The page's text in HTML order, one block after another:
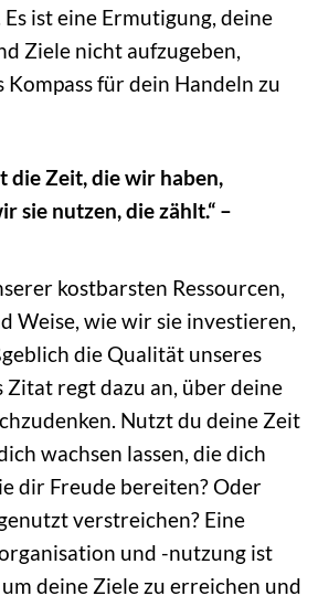
ist eine Ermutigung, deine
Ziele nicht aufzugeben,
Kompass für dein Handeln zu
die Zeit, die wir haben,
sie nutzen, die zählt.“ –
kostbarsten Ressourcen,
Weise, wie wir sie investieren,
die Qualität unseres
Zitat regt dazu an, über deine
Nutzt du deine Zeit
wachsen lassen, die dich
dir Freude bereiten? Oder
verstreichen? Eine
und -nutzung ist
deine Ziele zu erreichen und